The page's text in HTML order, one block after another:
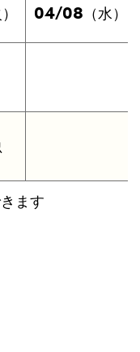
04/08 （水）
ます